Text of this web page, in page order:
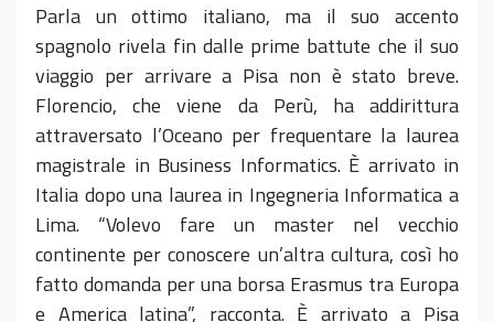
Parla un ottimo italiano, ma il suo accento
spagnolo rivela fin dalle prime battute che il suo
viaggio per arrivare a Pisa non è stato breve.
Florencio, che viene da Perù, ha addirittura
attraversato l’Oceano per frequentare la laurea
magistrale in Business Informatics. È arrivato in
Italia dopo una laurea in Ingegneria Informatica a
Lima. “Volevo fare un master nel vecchio
continente per conoscere un’altra cultura, così ho
fatto domanda per una borsa Erasmus tra Europa
e America latina”, racconta. È arrivato a Pisa